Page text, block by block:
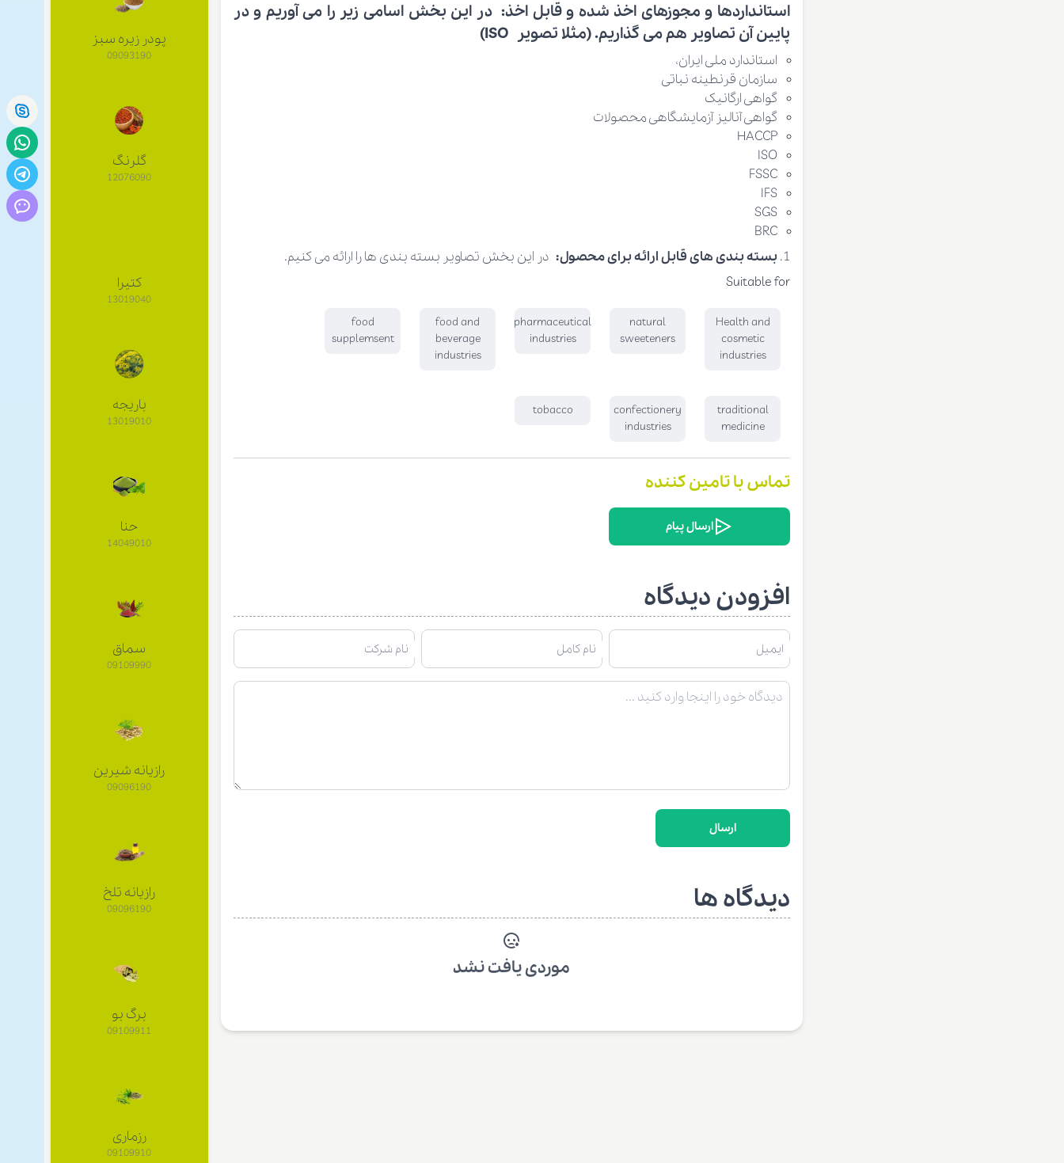
استانداردها و مجوزهای اخذ شده و قابل اخذ:در این بخش اسامی زیر را می آوریم و در
پایین آن تصاویر هم می گذاریم. (مثلا تصویر ISO)
استاندارد ملی ایران،
سازمان قرنطینه نباتی
گواهی ارگانیک
گواهی آنالیز آزمایشگاهی محصولات
HACCP
ISO
FSSC
IFS
SGS
BRC
بسته بندی های قابل ارائه برای محصول: در این بخش تصاویر بسته بندی ها را ارائه می کنیم.
Suitable for
Health and
cosmetic
industries
natural
sweeteners
pharmaceutical
industries
food and
beverage
industries
food
supplemsent
traditional
medicine
confectionery
industries
tobacco
تماس با تامین کننده
ارسال پیام
افزودن دیدگاه
ایمیل نام کامل نام شرکت
ارسال
دیدگاه ها
موردی یافت نشد
پودر زیره سبز
09093190
گلرنگ
12076090
کتیرا
13019040
باريجه
13019010
حنا
14049010
سماق
09109990
رازیانه شیرین
09096190
رازیانه تلخ
09096190
برگ بو
09109911
رزماری
09109910